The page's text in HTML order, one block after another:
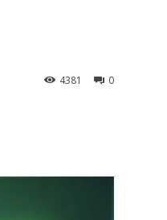
0
4381